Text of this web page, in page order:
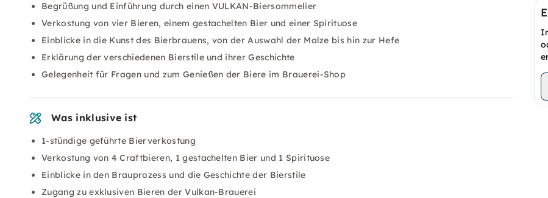
Begrüßung und Einführung durch einen VULKAN-Biersommelier
Verkostung von vier Bieren, einem gestachelten Bier und einer Spirituose
Einblicke in die Kunst des Bierbrauens, von der Auswahl der Malze bis hin zur Hefe
Erklärung der verschiedenen Bierstile und ihrer Geschichte
Gelegenheit für Fragen und zum Genießen der Biere im Brauerei-Shop
Was inklusive ist
1-stündige geführte Bierverkostung
Verkostung von 4 Craftbieren, 1 gestachelten Bier und 1 Spirituose
Einblicke in den Brauprozess und die Geschichte der Bierstile
Zugang zu exklusiven Bieren der Vulkan-Brauerei